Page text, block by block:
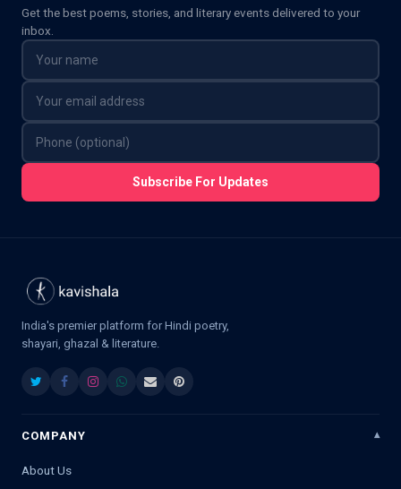
Get the best poems, stories, and literary events delivered to your
inbox.
Subscribe For Updates
India's premier platform for Hindi poetry,
shayari, ghazal & literature.
COMPANY
About Us